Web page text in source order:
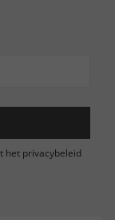
het privacybeleid